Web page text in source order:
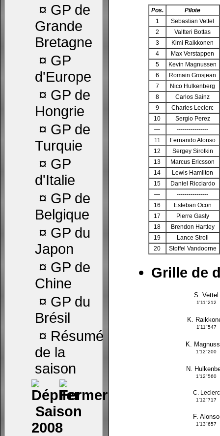
¤ GP de
Grande
Bretagne
¤ GP
d'Europe
¤ GP de
Hongrie
¤ GP de
Turquie
¤ GP
d'Italie
¤ GP de
Belgique
¤ GP du
Japon
¤ GP de
Chine
¤ GP du
Brésil
¤ Résumé
de la
saison
Saison
2008
Pos.
Pilote
1
Sebastian Vettel
2
Valtteri Bottas
3
Kimi Raikkonen
4
Max Verstappen
5
Kevin Magnussen
6
Romain Grosjean
7
Nico Hulkenberg
8
Carlos Sainz
9
Charles Leclerc
10
Sergio Perez
—
----------------
11
Fernando Alonso
12
Sergey Sirotkin
13
Marcus Ericsson
14
Lewis Hamilton
15
Daniel Ricciardo
—
----------------
16
Esteban Ocon
17
Pierre Gasly
18
Brendon Hartley
19
Lance Stroll
20
Stoffel Vandoorne
Grille de
S. Vettel
1'11"212
K.
1'11"547
K.
1'12"200
N.
1'12"560
C. Leclerc
1'12"717
F. Alonso
1'13"657